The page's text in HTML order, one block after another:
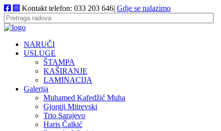
Kontakt telefon: 033 203 646| Gdje se nalazimo
NARUČI
USLUGE
ŠTAMPA
KAŠIRANJE
LAMINACIJA
Galerija
Muhamed Kafedžić Muha
Gjorgji Mitrevski
Trio Sarajevo
Haris Čalkić